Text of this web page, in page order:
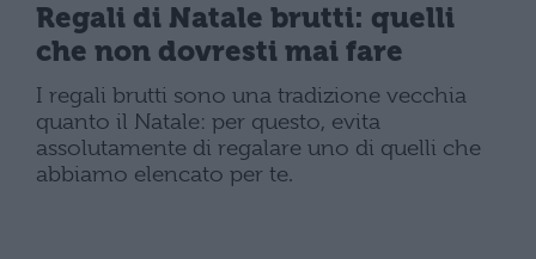
Regali di Natale brutti: quelli
che non dovresti mai fare
I regali brutti sono una tradizione vecchia
quanto il Natale: per questo, evita
assolutamente di regalare uno di quelli che
abbiamo elencato per te.